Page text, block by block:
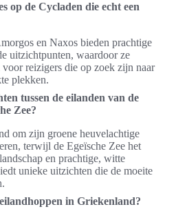
op de Cycladen die echt een
en Naxos bieden prachtige
uitzichtpunten, waardoor ze
reizigers die op zoek zijn naar
plekken.
tussen de eilanden van de
Zee?
om zijn groene heuvelachtige
terwijl de Egeïsche Zee het
en prachtige, witte
unieke uitzichten die de moeite
in Griekenland?